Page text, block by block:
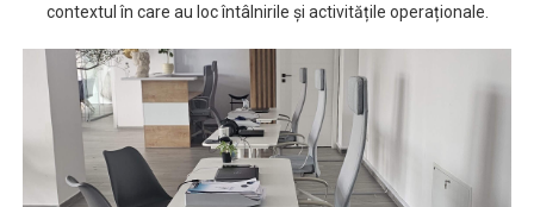
contextul în care au loc întâlnirile și activitățile operaționale.